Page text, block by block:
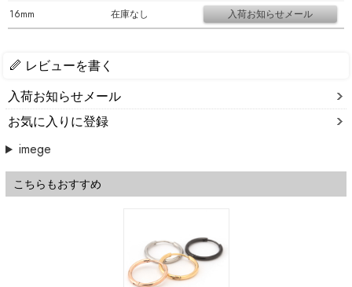
16mm
在庫なし
レビューを書く
入荷お知らせメール
お気に入りに登録
imege
こちらもおすすめ